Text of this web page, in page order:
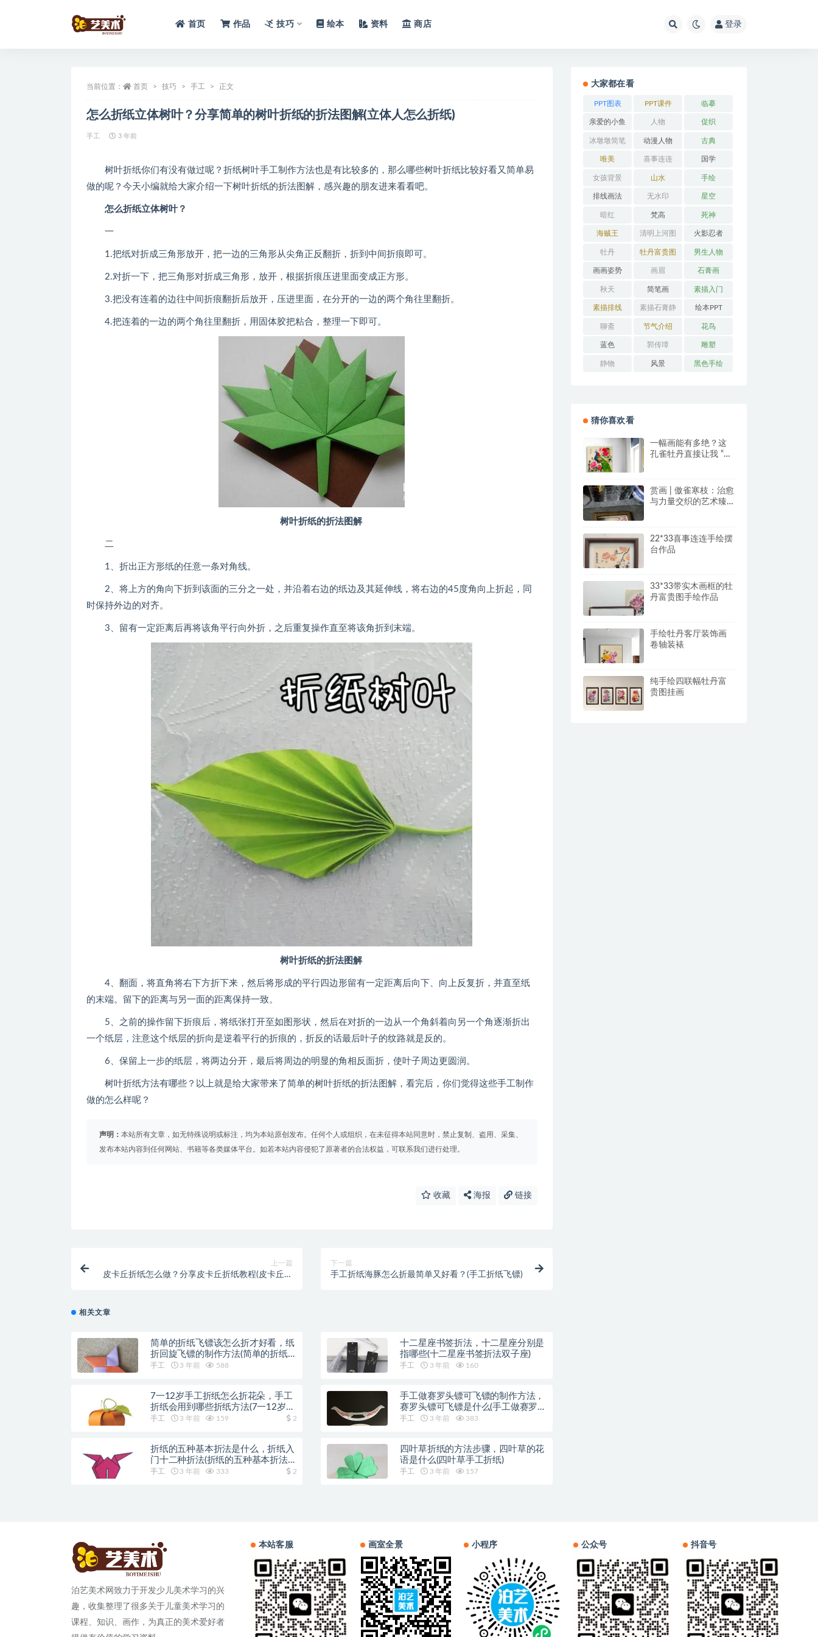
首页 作品 技巧 绘本 资料 商店 登录
当前位置： 首页 技巧 手工 正文
怎么折纸立体树叶？分享简单的树叶折纸的折法图解(立体人怎么折纸)
手工 3 年前
树叶折纸你们有没有做过呢？折纸树叶手工制作方法也是有比较多的，那么哪些树叶折纸比较好看又简单易
做的呢？今天小编就给大家介绍一下树叶折纸的折法图解，感兴趣的朋友进来看看吧。
怎么折纸立体树叶？
一
1.把纸对折成三角形放开，把一边的三角形从尖角正反翻折，折到中间折痕即可。
2.对折一下，把三角形对折成三角形，放开，根据折痕压进里面变成正方形。
3.把没有连着的边往中间折痕翻折后放开，压进里面，在分开的一边的两个角往里翻折。
4.把连着的一边的两个角往里翻折，用固体胶把粘合，整理一下即可。
树叶折纸的折法图解
二
1、折出正方形纸的任意一条对角线。
2、将上方的角向下折到该面的三分之一处，并沿着右边的纸边及其延伸线，将右边的45度角向上折起，同
时保持外边的对齐。
3、留有一定距离后再将该角平行向外折，之后重复操作直至将该角折到末端。
树叶折纸的折法图解
4、翻面，将直角将右下方折下来，然后将形成的平行四边形留有一定距离后向下、向上反复折，并直至纸
的末端。留下的距离与另一面的距离保持一致。
5、之前的操作留下折痕后，将纸张打开至如图形状，然后在对折的一边从一个角斜着向另一个角逐渐折出
一个纸层，注意这个纸层的折向是逆着平行的折痕的，折反的话最后叶子的纹路就是反的。
6、保留上一步的纸层，将两边分开，最后将周边的明显的角相反面折，使叶子周边更圆润。
树叶折纸方法有哪些？以上就是给大家带来了简单的树叶折纸的折法图解，看完后，你们觉得这些手工制作
做的怎么样呢？
声明： 本站所有文章，如无特殊说明或标注，均为本站原创发布。任何个人或组织，在未征得本站同意时，禁止复制、盗用、采集、
发布本站内容到任何网站、书籍等各类媒体平台。如若本站内容侵犯了原著者的合法权益，可联系我们进行处理。
收藏 海报 链接
上一篇
皮卡丘折纸怎么做？分享皮卡丘折纸教程(皮卡丘折
下一篇
手工折纸海豚怎么折最简单又好看？(手工折纸飞镖)
相关文章
简单的折纸飞镖该怎么折才好看，纸
折回旋飞镖的制作方法(简单的折纸
方法)
手工 3 年前 588
十二星座书签折法，十二星座分别是
指哪些(十二星座书签折法双子座)
手工 3 年前 160
7一12岁手工折纸怎么折花朵，手工
折纸会用到哪些折纸方法(7一12岁手
工折纸动物)
手工 3 年前 159 2
手工做赛罗头镖可飞镖的制作方法，
赛罗头镖可飞镖是什么(手工做赛罗
头镖可飞)
手工 3 年前 383
折纸的五种基本折法是什么，折纸入
门十二种折法(折纸的五种基本折法
是什么)
手工 3 年前 333 2
四叶草折纸的方法步骤，四叶草的花
语是什么(四叶草手工折纸)
手工 3 年前 157
大家都在看
PPT图表 PPT课件 临摹
亲爱的小鱼 人物 促织
冰墩墩简笔
画
动漫人物 古典
唯美 喜事连连 国学
女孩背景 山水 手绘
排线画法 无水印 星空
暗红 梵高 死神
海贼王 清明上河图 火影忍者
牡丹 牡丹富贵图 男生人物
画画姿势 画眉 石膏画
秋天 简笔画 素描入门
素描排线 素描石膏静
物
绘本PPT
聊斋 节气介绍 花鸟
蓝色 郭传璋 雕塑
静物 风景 黑色手绘
猜你喜欢看
一幅画能有多绝？这
孔雀牡丹直接让我 “哇
赏画 | 傲雀寒枝：治愈
与力量交织的艺术臻
22*33喜事连连手绘摆
台作品
33*33带实木画框的牡
丹富贵图手绘作品
手绘牡丹客厅装饰画
卷轴装裱
纯手绘四联幅牡丹富
贵图挂画
泊艺美术网致力于开发少儿美术学习的兴
趣，收集整理了很多关于儿童美术学习的
课程、知识、画作，为真正的美术爱好者
本站客服 画室全景 小程序 公众号 抖音号